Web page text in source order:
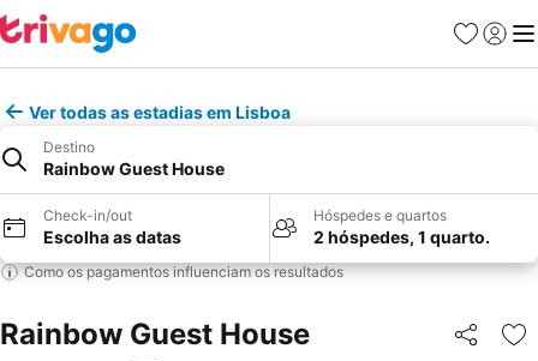
Favoritos
Iniciar
Ver todas as estadias em Lisboa
Destino
Rainbow Guest House
Check-in/out
Escolha as datas
Hóspedes e quartos
2 hóspedes, 1 quarto.
Como os pagamentos influenciam os resultados
Rainbow Guest House Partilhar